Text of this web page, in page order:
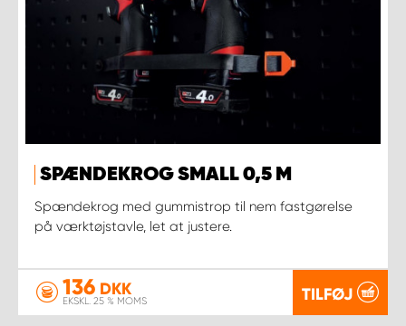
SPÆNDEKROG SMALL 0,5 M
Spændekrog med gummistrop til nem fastgørelse
på værktøjstavle, let at justere.
136 DKK
EKSKL. 25 % MOMS TILFØJ